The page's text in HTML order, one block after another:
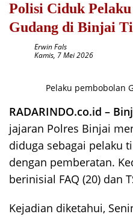
Polisi Ciduk
Gudang di Binjai
Erwin Fals
Kamis, 7 Mei 2026
Pelaku pembobolan
RADARINDO.co.id –
jajaran Polres Binjai
diduga sebagai pelaku
dengan pemberatan.
berinisial FAQ (20) dan
Kejadian diketahui,